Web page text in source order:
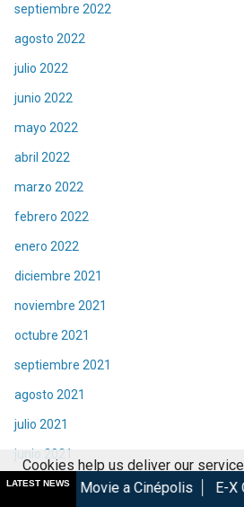
septiembre 2022
agosto 2022
julio 2022
junio 2022
mayo 2022
abril 2022
marzo 2022
febrero 2022
enero 2022
diciembre 2021
noviembre 2021
octubre 2021
septiembre 2021
agosto 2021
julio 2021
junio 2021
mayo 2021
LATEST NEWS
a Cinépolis E-X Con 2026, Éxito
Cookies help us deliver our
services, you agree to our use of